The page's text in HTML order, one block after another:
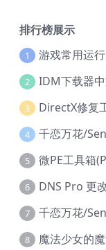
排行榜展示
1 游戏常用运
2
3 DirectX修复
4 千恋万花/
5 微PE工具箱
6 DNS Pro 更
7 千恋万花/
8 魔法少女的